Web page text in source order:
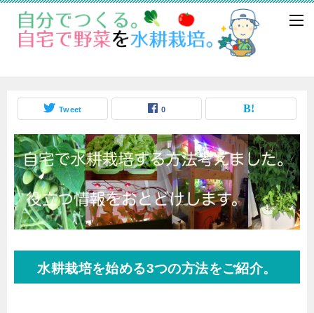
Tweet 0
水耕栽培を始める3つの方法をご紹介。